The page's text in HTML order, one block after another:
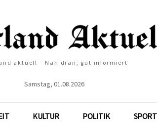
aktuell – Nah dran, gut informiert
Samstag, 01.08.2026
KULTUR POLITIK SPORT